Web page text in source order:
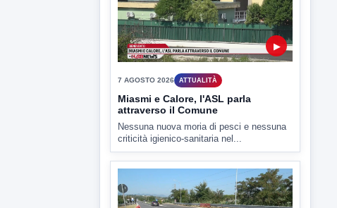
attraverso il Comune
Nessuna nuova moria di pesci e nessuna
criticità igienico-sanitaria nel...
7 AGOSTO 2026 CRONACA
Ponte Valentino,21enne indagato: